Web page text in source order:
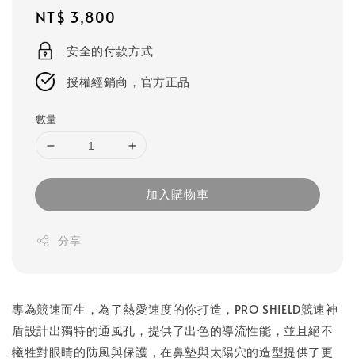
Regular
price
NT$ 3,800
安全的付款方式
授權經銷商，官方正品
數量
加入購物車
分享
專為競速而生，為了熱愛速度的你打造，PRO SHIELD競速神
盾設計出獨特的通風孔，提供了出色的導流性能，並且絕不
犧牲對眼睛的防風與保護，在鼻墊與太陽穴的造型提供了更